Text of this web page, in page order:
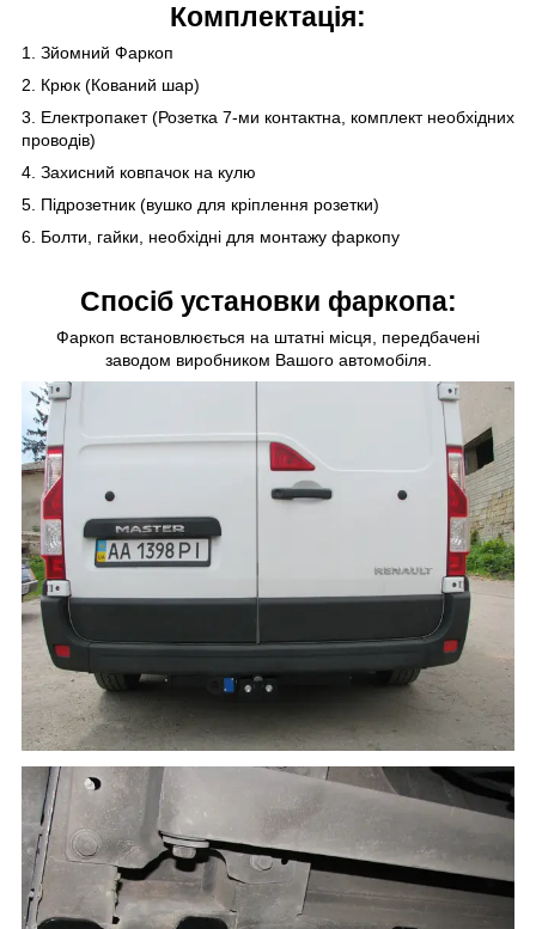
Комплектація:
1. Зйомний Фаркоп
2. Крюк (Кований шар)
3. Електропакет (Розетка 7-ми контактна, комплект необхідних
проводів)
4. Захисний ковпачок на кулю
5. Підрозетник (вушко для кріплення розетки)
6. Болти, гайки, необхідні для монтажу фаркопу
Спосіб установки фаркопа:
Фаркоп встановлюється на штатні місця, передбачені
заводом виробником Вашого автомобіля.